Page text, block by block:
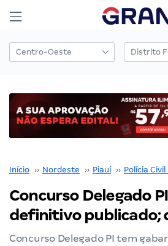
Início ›› Nordeste ›› Piauí ›› Polícia Civil
Concurso Delegado
definitivo publicado;
Concurso Delegado PI tem